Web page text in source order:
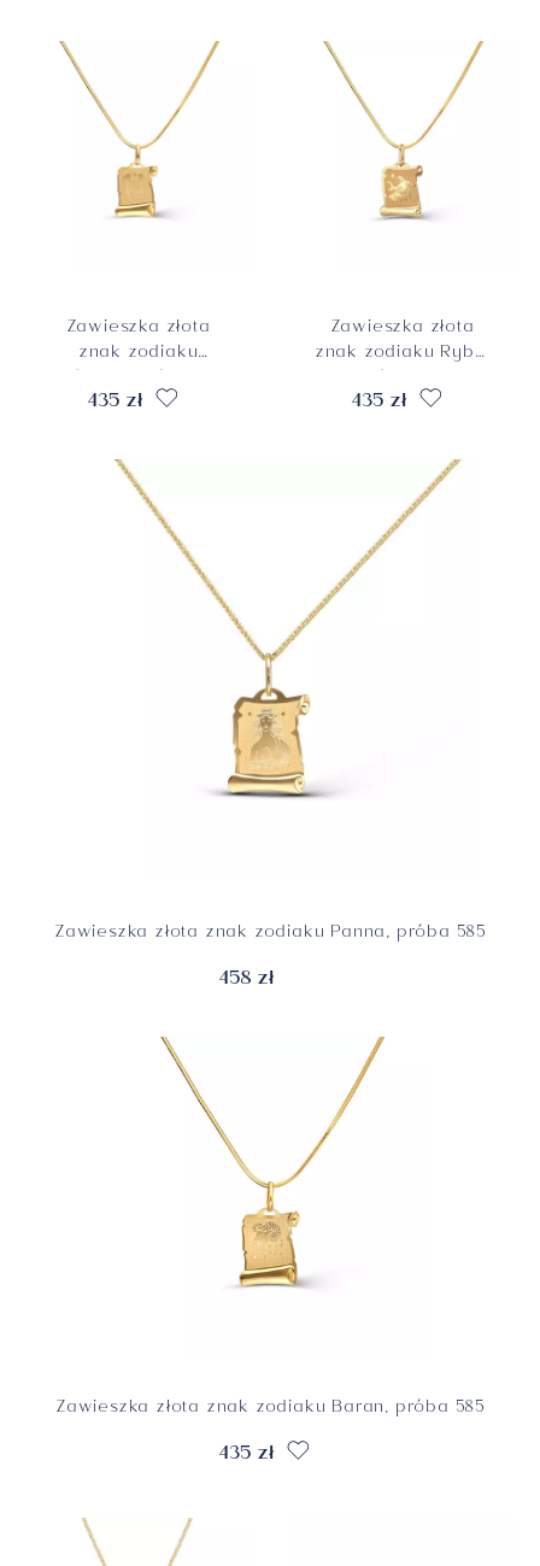
Zawieszka złota
znak zodiaku
Bliźnięta, próba 585
435 zł
Zawieszka złota
znak zodiaku Ryby,
próba 585
435 zł
Zawieszka złota znak zodiaku Panna, próba 585
458 zł
Zawieszka złota znak zodiaku Baran, próba 585
435 zł